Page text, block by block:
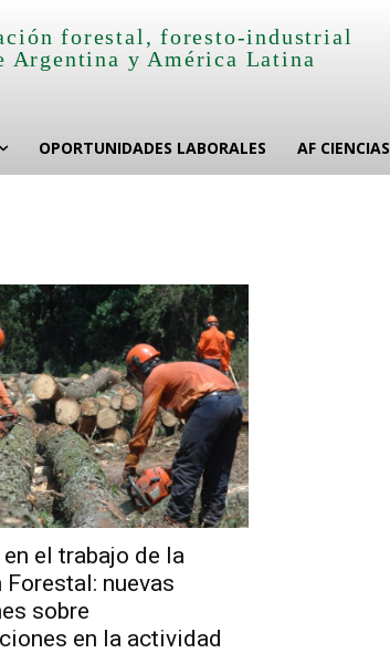
forestal, foresto-industrial
Argentina y América Latina
OPORTUNIDADES LABORALES AF CIENCIAS
el trabajo de la
nuevas
sobre
en la actividad